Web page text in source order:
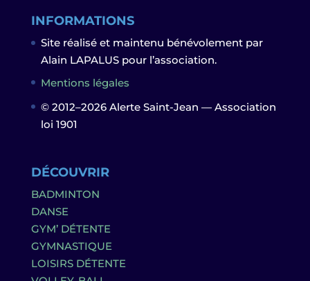
INFORMATIONS
Site réalisé et maintenu bénévolement par
Alain LAPALUS pour l’association.
Mentions légales
© 2012–2026 Alerte Saint-Jean — Association
loi 1901
DÉCOUVRIR
BADMINTON
DANSE
GYM’ DÉTENTE
GYMNASTIQUE
LOISIRS DÉTENTE